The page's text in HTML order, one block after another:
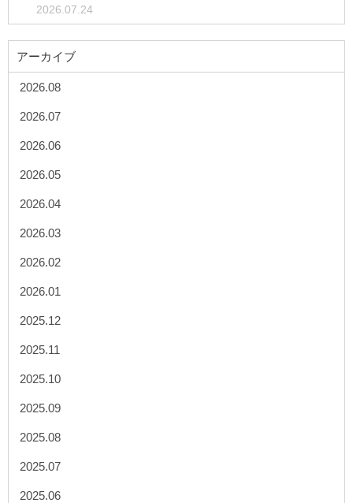
2026.07.24
アーカイブ
2026.08
2026.07
2026.06
2026.05
2026.04
2026.03
2026.02
2026.01
2025.12
2025.11
2025.10
2025.09
2025.08
2025.07
2025.06